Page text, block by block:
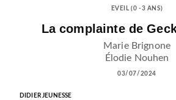
EVEIL (0 -3 ANS)
La complainte de
Marie Brignone
Élodie Nouhen
03/07/2024
DIDIER JEUNESSE